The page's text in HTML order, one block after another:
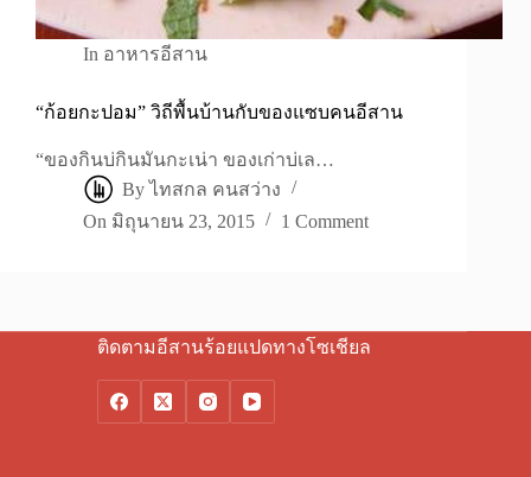
In อาหารอีสาน
“ก้อยกะปอม” วิถีพื้นบ้านกับของแซบคนอีสาน
“ของกินบ่กินมันกะเน่า ของเก่าบ่เล…
By ไทสกล คนสว่าง
On มิถุนายน 23, 2015 1 Comment
ติดตามอีสานร้อยแปดทางโซเชียล